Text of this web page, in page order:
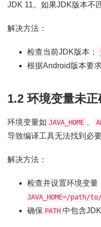
JDK 11。如果JDK版本不
解决方法：
检查当前JDK版本：
根据Android版本要
1.2 环境变量未
环境变量如 JAVA_HOME
导致编译工具无法找到必要
解决方法：
检查并设置环境变量
JAVA_HOME=/path/
确保 PATH 中包含